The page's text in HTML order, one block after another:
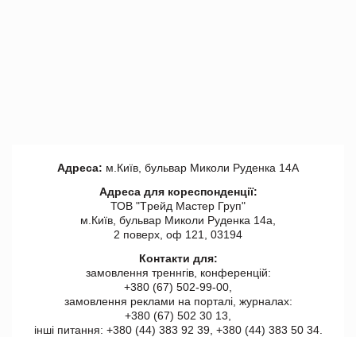
Адреса: м.Київ, бульвар Миколи Руденка 14А
Адреса для кореспонденції:
ТОВ "Tрейд Мастер Груп"
м.Київ, бульвар Миколи Руденка 14а,
2 поверх, оф 121, 03194
Контакти для:
замовлення треннгів, конференцій:
+380 (67) 502-99-00,
замовлення реклами на порталі, журналах:
+380 (67) 502 30 13,
інші питання: +380 (44) 383 92 39, +380 (44) 383 50 34.